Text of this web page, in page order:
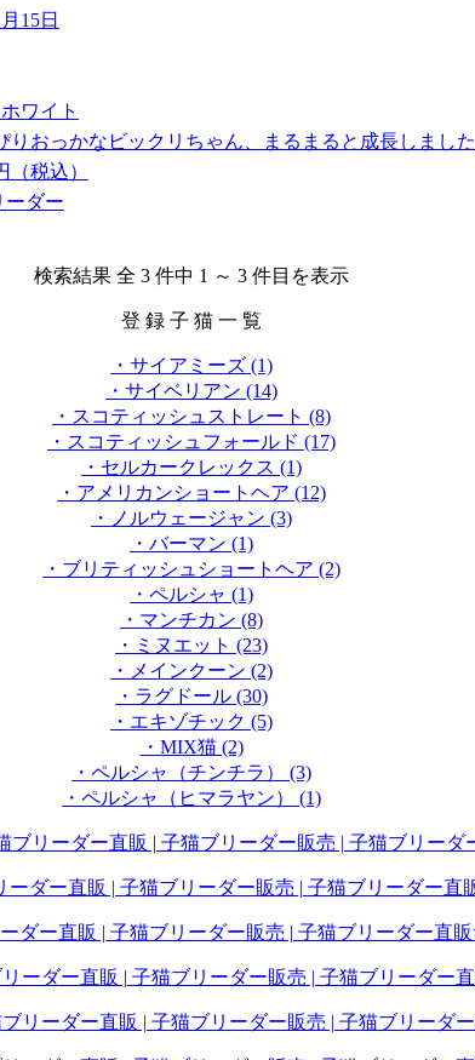
15日
ワイト
りおっかなビックリちゃん、まるまると成長しました
（税込）
ーダー
検索結果 全 3 件中 1 ～ 3 件目を表示
登 録 子 猫 一 覧
・サイアミーズ (1)
・サイベリアン (14)
・スコティッシュストレート (8)
・スコティッシュフォールド (17)
・セルカークレックス (1)
・アメリカンショートヘア (12)
・ノルウェージャン (3)
・バーマン (1)
・ブリティッシュショートヘア (2)
・ペルシャ (1)
・マンチカン (8)
・ミヌエット (23)
・メインクーン (2)
・ラグドール (30)
・エキゾチック (5)
・MIX猫 (2)
・ペルシャ（チンチラ） (3)
・ペルシャ（ヒマラヤン） (1)